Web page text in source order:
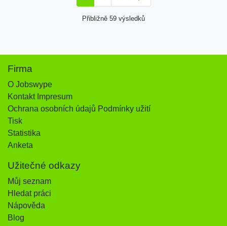
Přibližně 59 výsledků
Firma
O Jobswype
Kontakt Impresum
Ochrana osobních údajů Podmínky užití
Tisk
Statistika
Anketa
Užitečné odkazy
Můj seznam
Hledat práci
Nápověda
Blog